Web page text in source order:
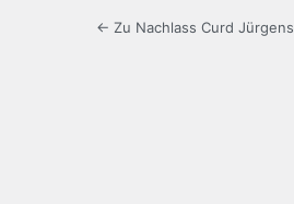
← Zu Nachlass Curd Jürgens